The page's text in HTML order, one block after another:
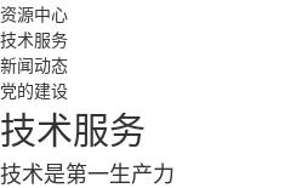
资源中心
技术服务
新闻动态
党的建设
技术服务
技术是第一生产力